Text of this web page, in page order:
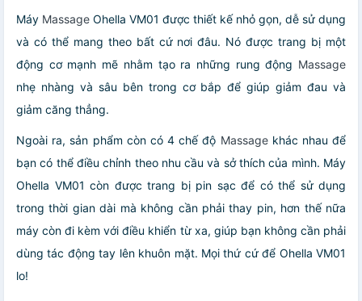
Máy Massage Ohella VM01 được thiết kế nhỏ gọn, dễ sử dụng
và có thể mang theo bất cứ nơi đâu. Nó được trang bị một
động cơ mạnh mẽ nhằm tạo ra những rung động Massage
nhẹ nhàng và sâu bên trong cơ bắp để giúp giảm đau và
giảm căng thẳng.
Ngoài ra, sản phẩm còn có 4 chế độ Massagekhác nhau để
bạn có thể điều chỉnh theo nhu cầu và sở thích của mình. Máy
Ohella VM01 còn được trang bị pin sạc để có thể sử dụng
trong thời gian dài mà không cần phải thay pin, hơn thế nữa
máy còn đi kèm với điều khiển từ xa, giúp bạn không cần phải
dùng tác động tay lên khuôn mặt. Mọi thứ cứ để Ohella VM01
lo!